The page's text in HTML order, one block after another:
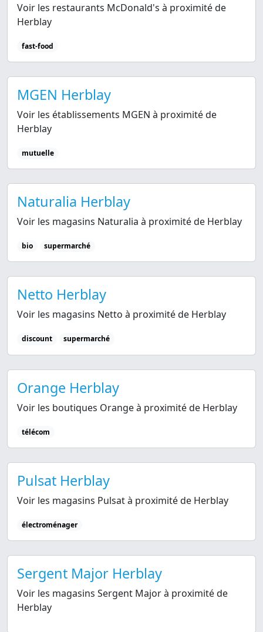
Voir les restaurants McDonald's à proximité de
Herblay
fast-food
MGEN Herblay
Voir les établissements MGEN à proximité de
Herblay
mutuelle
Naturalia Herblay
Voir les magasins Naturalia à proximité de Herblay
bio supermarché
Netto Herblay
Voir les magasins Netto à proximité de Herblay
discount supermarché
Orange Herblay
Voir les boutiques Orange à proximité de Herblay
télécom
Pulsat Herblay
Voir les magasins Pulsat à proximité de Herblay
électroménager
Sergent Major Herblay
Voir les magasins Sergent Major à proximité de
Herblay